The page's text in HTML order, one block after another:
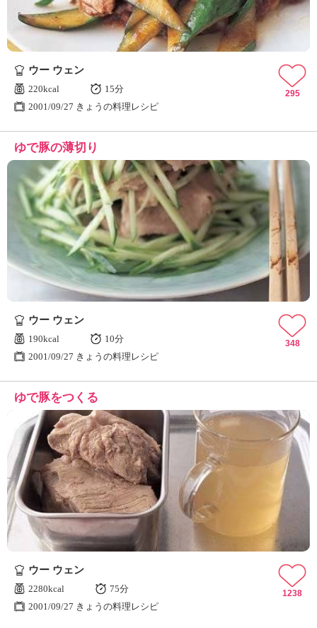
ウー ウェン
220kcal
15分
2001/09/27 きょうの料理レシピ
295
ゆで豚の薄切り
ウー ウェン
190kcal
10分
2001/09/27 きょうの料理レシピ
348
ゆで豚をつくる
ウー ウェン
2280kcal
75分
2001/09/27 きょうの料理レシピ
1238